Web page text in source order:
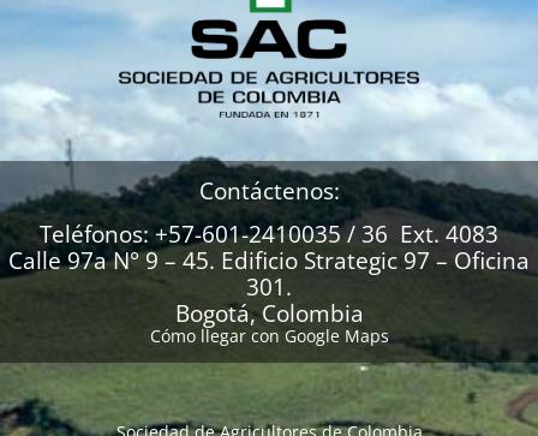
Contáctenos:
Teléfonos: +57-601-2410035 / 36 Ext. 4083
Calle 97a N° 9 – 45. Edificio Strategic 97 – Oficina
301.
Bogotá, Colombia
Cómo llegar con Google Maps
Sociedad de Agricultores de Colombia